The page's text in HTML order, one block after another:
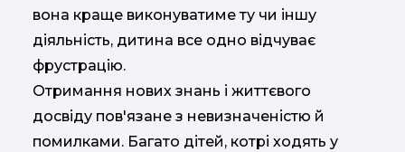
вона краще виконуватиме ту чи іншу
діяльність, дитина все одно відчуває
фрустрацію.
Отримання нових знань і життєвого
досвіду пов'язане з невизначеністю й
помилками. Багато дітей, котрі ходять у